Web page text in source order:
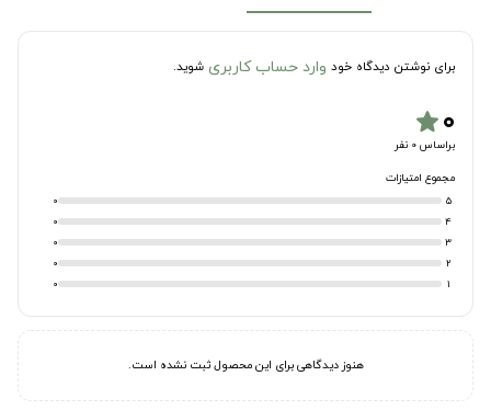
برای نوشتن دیدگاه خود وارد حساب کاربری شوید.
۰star
براساس 0 نفر
مجموع امتیازات
5
0
4
0
3
0
2
0
1
0
هنوز دیدگاهی برای این محصول ثبت نشده است.